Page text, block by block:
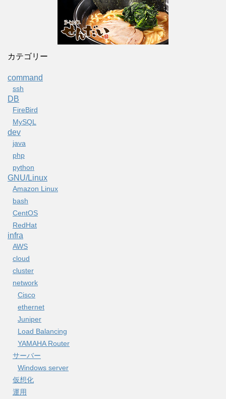
カテゴリー
command
ssh
DB
FireBird
MySQL
dev
java
php
python
GNU/Linux
Amazon Linux
bash
CentOS
RedHat
infra
AWS
cloud
cluster
network
Cisco
ethernet
Juniper
Load Balancing
YAMAHA Router
サーバー
Windows server
仮想化
運用